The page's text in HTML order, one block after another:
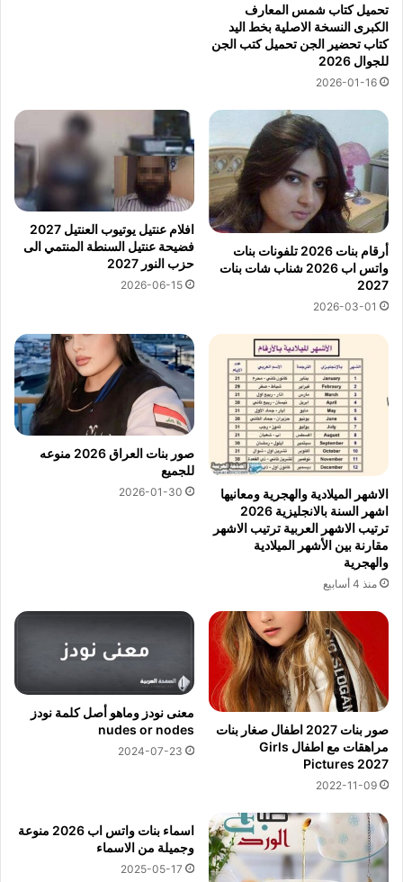
تحميل كتاب شمس المعارف
الكبرى النسخة الاصلية بخط اليد
كتاب تحضير الجن تحميل كتب الجن
للجوال 2026
2026-01-16
أرقام بنات 2026 تلفونات بنات
واتس اب 2026 شناب شات بنات
2027
2026-03-01
افلام عنتيل يوتيوب العنتيل 2027
فضيحة عنتيل السنطة المنتمي الى
حزب النور 2027
2026-06-15
الاشهر الميلادية والهجرية ومعانيها
اشهر السنة بالانجليزية 2026
ترتيب الاشهر العربية ترتيب الاشهر
مقارنة بين الأشهر الميلادية
والهجرية
منذ 4 أسابيع
صور بنات العراق 2026 منوعه
للجميع
2026-01-30
صور بنات 2027 اطفال صغار بنات
مراهقات مع اطفال Girls
Pictures 2027
2022-11-09
معنى نودز وماهو أصل كلمة نودز
nudes or nodes
2024-07-23
اسماء بنات واتس اب 2026 منوعة
وجميلة من الاسماء
2025-05-17